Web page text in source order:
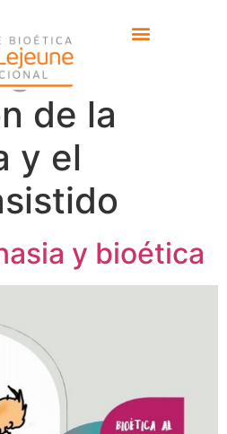
Proposición
de
de la
y el
y bioética